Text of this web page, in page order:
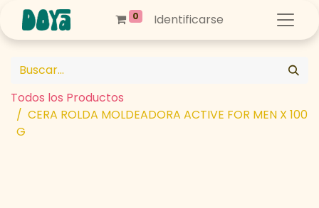
0 Identificarse
Todos los Productos
CERA ROLDA MOLDEADORA ACTIVE FOR MEN X 100
G